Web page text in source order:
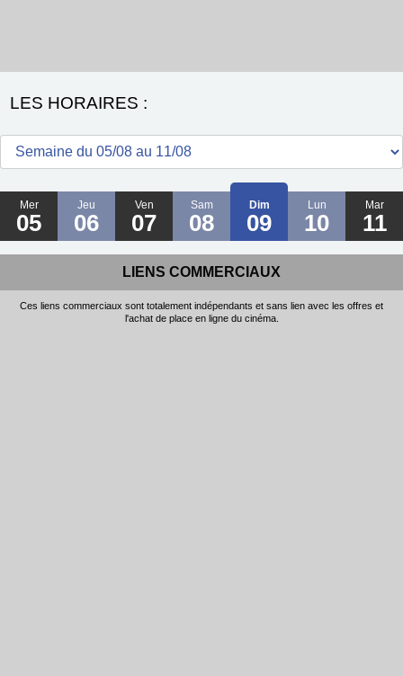
LES HORAIRES :
Mer
05
Jeu
06
Ven
07
Sam
08
Dim
09
Lun
10
Mar
11
LIENS COMMERCIAUX
Ces liens commerciaux sont totalement indépendants et sans lien avec les offres et
l'achat de place en ligne du cinéma.